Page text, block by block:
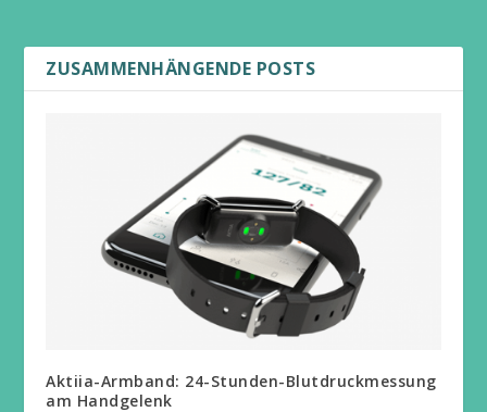
ZUSAMMENHÄNGENDE POSTS
Aktiia-Armband: 24-Stunden-Blutdruckmessung
am Handgelenk